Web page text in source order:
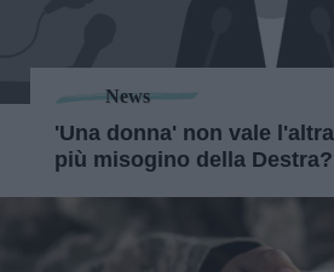
News
'Una donna' non vale
più misogino della Destra?